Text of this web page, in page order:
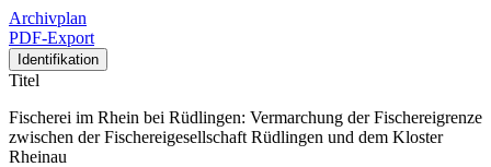
Archivplan
PDF-Export
Identifikation
Titel
Fischerei im Rhein bei Rüdlingen: Vermarchung der Fischereigrenze
zwischen der Fischereigesellschaft Rüdlingen und dem Kloster
Rheinau